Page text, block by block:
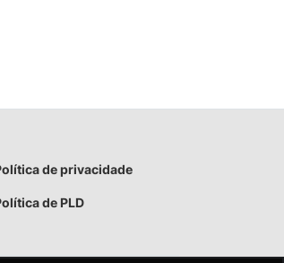
de privacidade
de PLD